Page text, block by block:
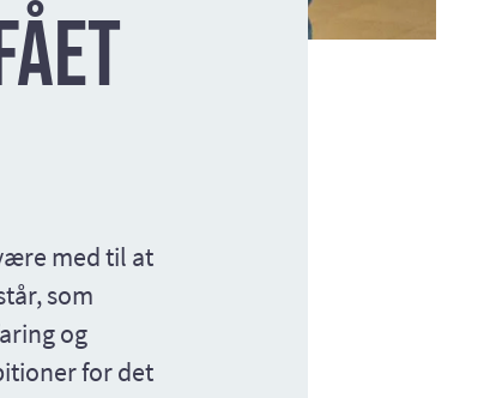
med til at
som
og
for det